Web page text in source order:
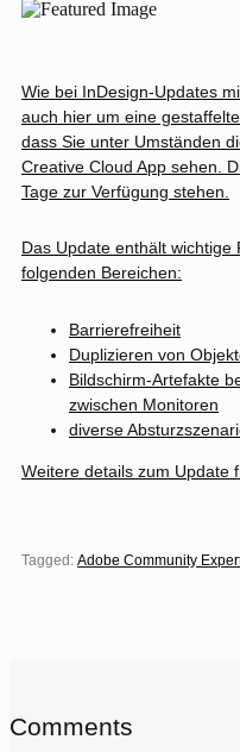
Wie bei InDesign-Updates
auch hier um eine
dass Sie unter Umständen
Creative Cloud App sehen.
Tage zur Verfügung stehen.
Das Update enthält
folgenden Bereichen:
Barrierefreiheit
Duplizieren von
Bildschirm-Artefakte
zwischen Monitoren
diverse
Weitere details zum Update
Tagged: Adobe Community
Comments